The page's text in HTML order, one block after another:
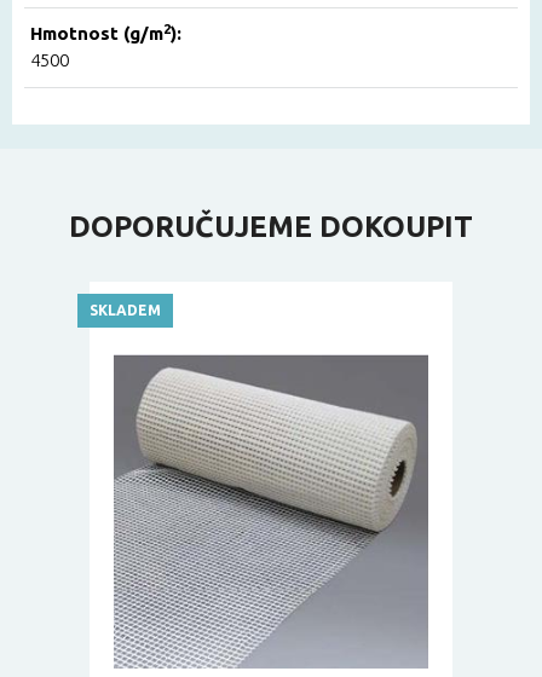
Hmotnost (g/m2):
4500
DOPORUČUJEME DOKOUPIT
SKLADEM